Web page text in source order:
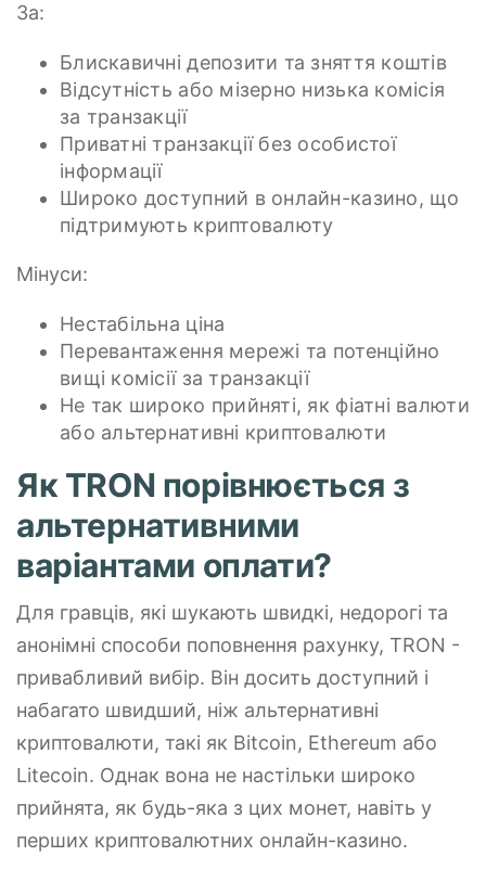
За:
Блискавичні депозити та зняття коштів
Відсутність або мізерно низька комісія
за транзакції
Приватні транзакції без особистої
інформації
Широко доступний в онлайн-казино, що
підтримують криптовалюту
Мінуси:
Нестабільна ціна
Перевантаження мережі та потенційно
вищі комісії за транзакції
Не так широко прийняті, як фіатні валюти
або альтернативні криптовалюти
Як TRON порівнюється з
альтернативними
варіантами оплати?
Для гравців, які шукають швидкі, недорогі та
анонімні способи поповнення рахунку, TRON -
привабливий вибір. Він досить доступний і
набагато швидший, ніж альтернативні
криптовалюти, такі як Bitcoin, Ethereum або
Litecoin. Однак вона не настільки широко
прийнята, як будь-яка з цих монет, навіть у
перших криптовалютних онлайн-казино.